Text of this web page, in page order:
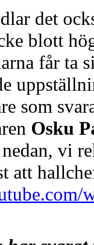
det
blott
får ta
som
Osku
vi
att